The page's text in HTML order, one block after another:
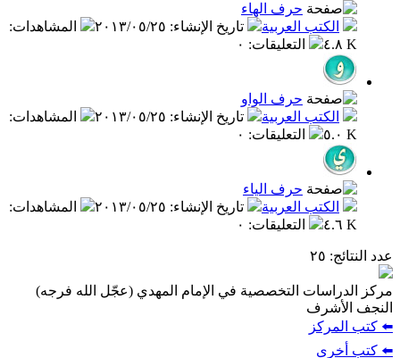
حرف الهاء
الكتب العربية
تاريخ الإنشاء: ٢٠١٣/٠٥/٢٥ المشاهدات:
٤.٨ K
التعليقات: ٠
حرف الواو
الكتب العربية
تاريخ الإنشاء: ٢٠١٣/٠٥/٢٥ المشاهدات:
٥.٠ K
التعليقات: ٠
حرف الياء
الكتب العربية
تاريخ الإنشاء: ٢٠١٣/٠٥/٢٥ المشاهدات:
٤.٦ K
التعليقات: ٠
عدد النتائج: ٢٥
مركز الدراسات التخصصية في الإمام المهدي (عجّل الله فرجه)
النجف الأشرف
⬅️ كتب المركز
⬅️ كتب أخرى